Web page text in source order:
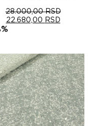
28.000,00RSD
ОРИГИНАЛНА
ЦЕНА
28.000,00 RSD.
22.680,00 RSD